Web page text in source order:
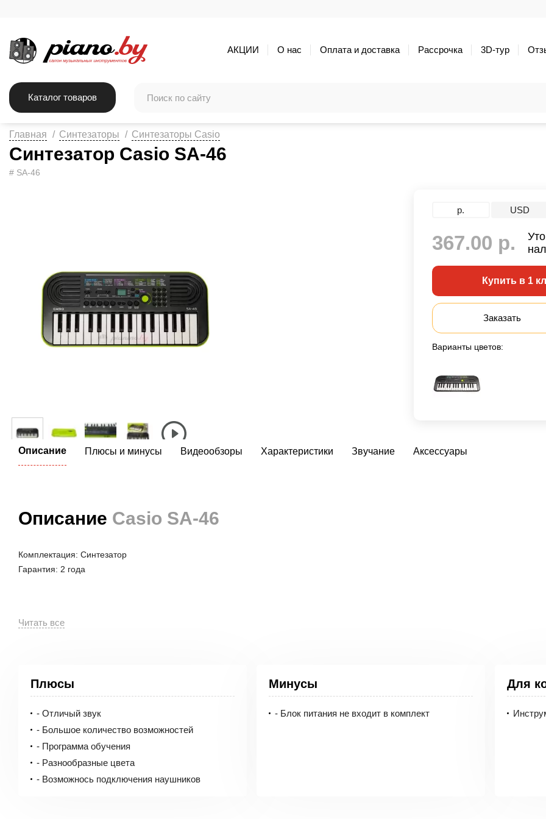
АКЦИИ О нас Оплата и доставка Рассрочка 3D-тур
Каталог товаров
Главная Синтезаторы Синтезаторы Casio
Синтезатор Casio SA-46
# SA-46
р. USD
367.00 р.
Купить в 1
Заказать
Варианты цветов:
Описание Плюсы и минусы Видеообзоры Характеристики Звучание Аксессуары
Описание Casio SA-46
Комплектация: Синтезатор
Гарантия: 2 года
Детский синтезатор Casio SA-46
ощутить прикосновение к музыке! Детский синтезатор касио имеет 100 тембров (звуков инструментов) и 8 -
чего более, чем достаточно начинающему музыканту. Уменьшенные клавиши идеально подходят для детских
Если вы решили купить музыкальный инструмент синтезатор ребенку - это лучшее предложение! А возможность
наушников даст немного отдыха желающим побыть в тишине.
Плюсы
- Отличый звук
- Большое количество возможностей
- Программа обучения
- Разнообразные цвета
- Возможнось подключения наушников
Минусы
- Блок питания не входит в комплект
Для